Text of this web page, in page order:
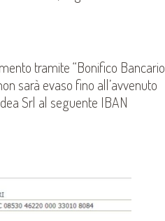
tramite “Bonifico
sarà evaso fino all’avvenuto
Srl al seguente IBAN